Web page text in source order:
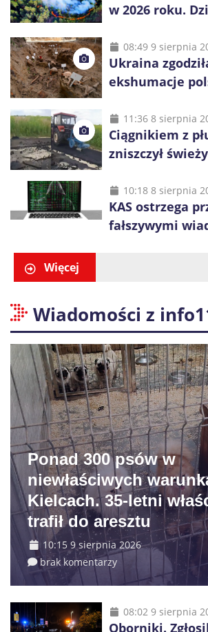
w 2026 roku.
08:49 9 sierpnia
Ukraina
ekshumacje
i Ugły
11:36 8 sierpnia
Ciągnikiem z
zniszczył
60-latka
10:18 8 sierpnia
KAS ostrzega
fałszywymi
Więcej
Wiadomości z
Ponad 300 psów w
niewłaściwych
Kielcach. 35-letni
trafił do aresztu
10:15 9 sierpnia 2026
brak komentarzy
08:02 9 sierpnia
Oborniki.